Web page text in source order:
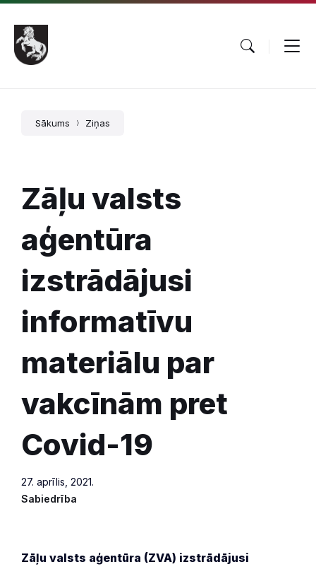
Pāriet
saturu
Skip
main
navigation
Skip
footer
Sākums Ziņas
Zāļu valsts
aģentūra
izstrādājusi
informatīvu
materiālu par
vakcīnām pret
Covid-19
27. aprīlis, 2021.
Sabiedrība
Zāļu valsts aģentūra (ZVA) izstrādājusi